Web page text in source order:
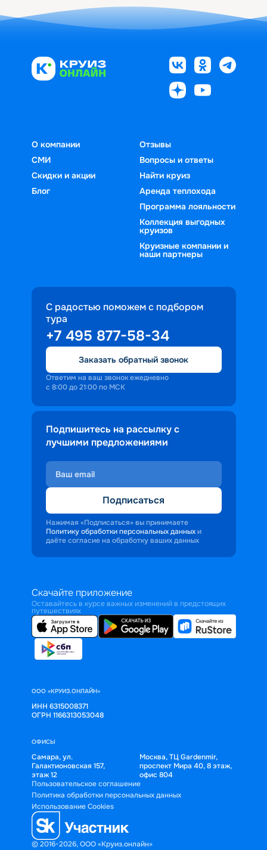
О компании
СМИ
Скидки и акции
Блог
Отзывы
Вопросы и ответы
Найти круиз
Аренда теплохода
Программа лояльности
Коллекция выгодных
круизов
Круизные компании и
наши партнеры
С радостью поможем с подбором
тура
+7 495 877-58-34
Заказать обратный звонок
Ответим на ваш звонок ежедневно
с 8:00 до 21:00 по МСК
Подпишитесь на рассылку с
лучшими предложениями
Подписаться
Нажимая «Подписаться» вы принимаете
Политику обработки персональных данных и
даёте согласие на обработку ваших данных
Скачайте приложение
Оставайтесь в курсе важных изменений в предстоящих
путешествиях
ООО «КРУИЗ.ОНЛАЙН»
ИНН 6315008371
ОГРН 1166313053048
ОФИСЫ
Самара, ул.
Галактионовская 157,
этаж 12
Москва, ТЦ Gardenmir,
проспект Мира 40, 8 этаж,
офис 804
© 2016-2026, ООО «Круиз.онлайн»
Пользовательское соглашение
Политика обработки персональных данных
Использование Cookies